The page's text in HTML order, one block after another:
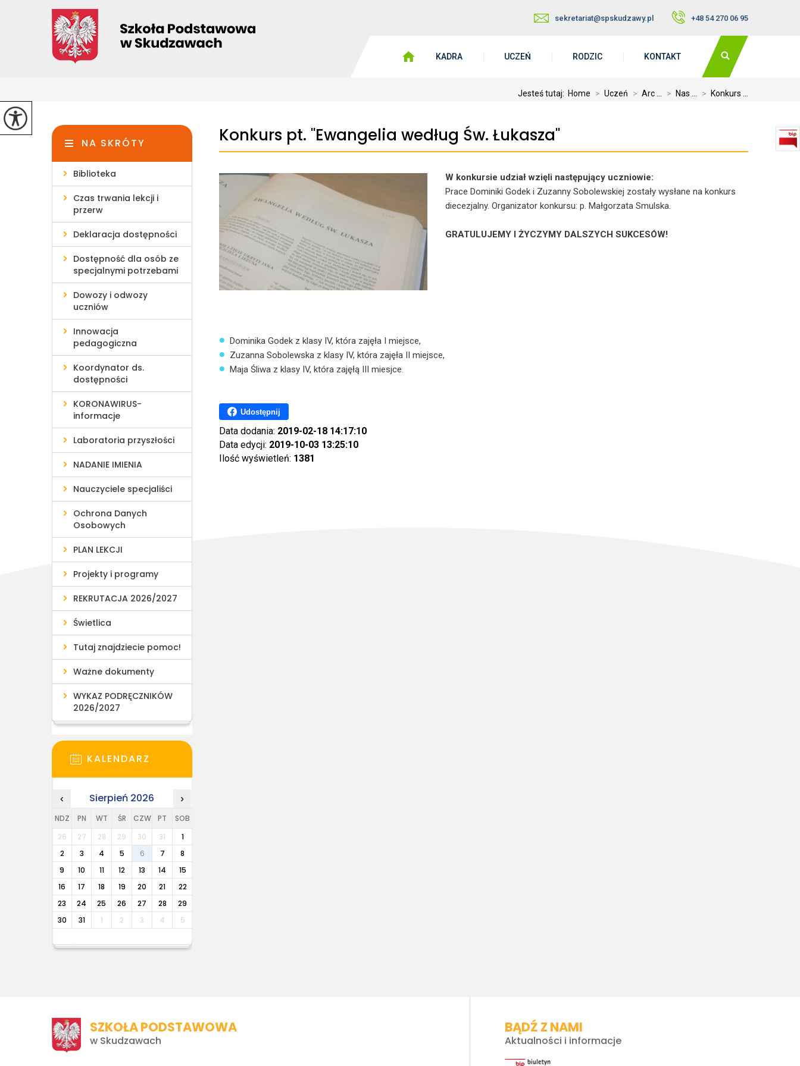
sekretariat@spskudzawy.pl +48 54 270 06 95
KADRA UCZEŃ RODZIC KONTAKT
Jesteś tutaj: Home > Uczeń > Arc ... > Nas ... > Konkurs ...
Konkurs pt. "Ewangelia według Św. Łukasza"
W konkursie udział wzięli następujący uczniowie:
Dominika Godek z klasy IV, która zajęła I miejsce,
Zuzanna Sobolewska z klasy IV, która zajęła II miejsce,
Maja Śliwa z klasy IV, która zajęłą III miesjce.
Prace Dominiki Godek i Zuzanny Sobolewskiej zostały wysłane na konkurs
diecezjalny. Organizator konkursu: p. Małgorzata Smulska.
GRATULUJEMY I ŻYCZYMY DALSZYCH SUKCESÓW!
Udostępnij
Data dodania: 2019-02-18 14:17:10
Data edycji: 2019-10-03 13:25:10
Ilość wyświetleń: 1381
NA SKRÓTY
Biblioteka
Czas trwania lekcji i
przerw
Deklaracja dostępności
Dostępność dla osób ze
specjalnymi potrzebami
Dowozy i odwozy
uczniów
Innowacja
pedagogiczna
Koordynator ds.
dostępności
KORONAWIRUS-
informacje
Laboratoria przyszłości
NADANIE IMIENIA
Nauczyciele specjaliści
Ochrona Danych
Osobowych
PLAN LEKCJI
Projekty i programy
REKRUTACJA 2026/2027
Świetlica
Tutaj znajdziecie pomoc!
Ważne dokumenty
WYKAZ PODRĘCZNIKÓW
2026/2027
KALENDARZ
‹ Sierpień 2026 ›
NDZ PN WT ŚR CZW PT
SOB
26
27 28 29 30 31
1
2
3 4 5 6 7
8
9
10 11 12 13 14
15
16
17 18 19 20 21
22
23
24 25 26 27 28
29
30
31 1 2 3 4 5
SZKOŁA PODSTAWOWA
w Skudzawach
BĄDŹ Z NAMI
Aktualności i informacje